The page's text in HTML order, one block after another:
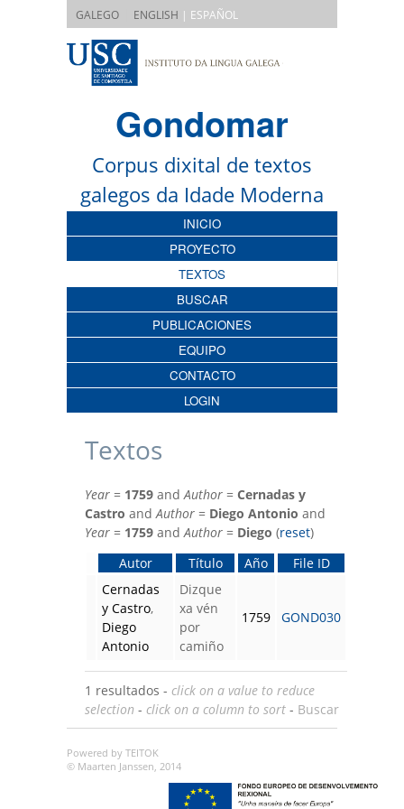
GALEGO ENGLISH | ESPAÑOL
Gondomar
Corpus dixital de textos
galegos da Idade Moderna
INICIO
PROYECTO
TEXTOS
BUSCAR
PUBLICACIONES
EQUIPO
CONTACTO
LOGIN
Textos
Year = 1759 andAuthor = Cernadas y
Castro andAuthor = Diego Antonio and
Year = 1759 andAuthor = Diego (reset)
Autor
Título Año
File ID
Cernadas
y Castro,
Diego
Antonio
Dizque
xa vén
por
camiño
1759 GOND030
1 resultados - click on a value to reduce
selection - click on a column to sort - Buscar
Powered by TEITOK
© Maarten Janssen, 2014